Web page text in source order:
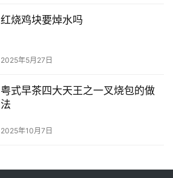
红烧鸡块要焯水吗
2025年5月27日
粤式早茶四大天王之一叉烧包的做
法
2025年10月7日